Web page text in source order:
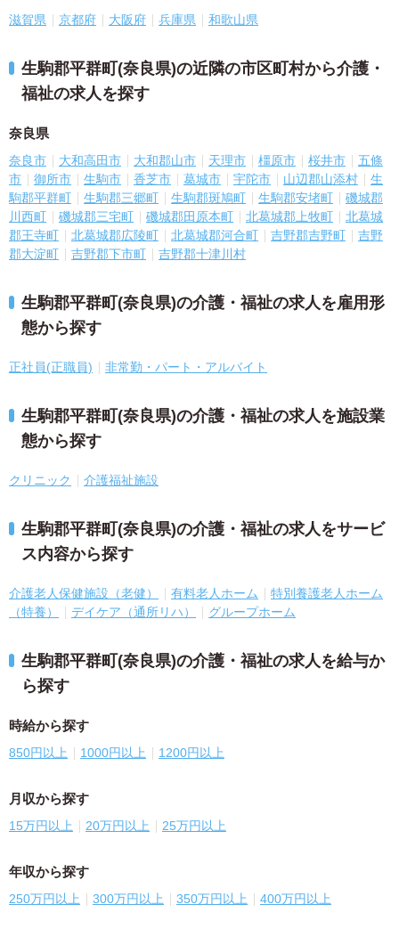
滋賀県 京都府 大阪府 兵庫県 和歌山県
生駒郡平群町(奈良県)の近隣の市区町村から介護・
福祉の求人を探す
奈良県
奈良市 大和高田市 大和郡山市 天理市 橿原市 桜井市
五條
市
御所市 生駒市 香芝市 葛城市 宇陀市 山辺郡山添村
生
駒郡平群町
生駒郡三郷町 生駒郡斑鳩町 生駒郡安堵町
磯城郡
川西町
磯城郡三宅町 磯城郡田原本町 北葛城郡上牧町
北葛城
郡王寺町
北葛城郡広陵町 北葛城郡河合町 吉野郡吉野町
吉野
郡大淀町
吉野郡下市町 吉野郡十津川村
生駒郡平群町(奈良県)の介護・福祉の求人を雇用形
態から探す
正社員(正職員) 非常勤・パート・アルバイト
生駒郡平群町(奈良県)の介護・福祉の求人を施設業
態から探す
クリニック 介護福祉施設
生駒郡平群町(奈良県)の介護・福祉の求人をサービ
ス内容から探す
介護老人保健施設（老健） 有料老人ホーム
特別養護老人ホーム
（特養）
デイケア（通所リハ） グループホーム
生駒郡平群町(奈良県)の介護・福祉の求人を給与か
ら探す
時給から探す
850円以上 1000円以上 1200円以上
月収から探す
15万円以上 20万円以上 25万円以上
年収から探す
250万円以上 300万円以上 350万円以上 400万円以上